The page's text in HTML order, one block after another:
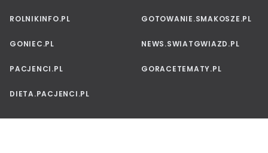
ROLNIKINFO.PL GOTOWANIE.SMAKOSZE.PL
GONIEC.PL NEWS.SWIATGWIAZD.PL
PACJENCI.PL GORACETEMATY.PL
DIETA.PACJENCI.PL